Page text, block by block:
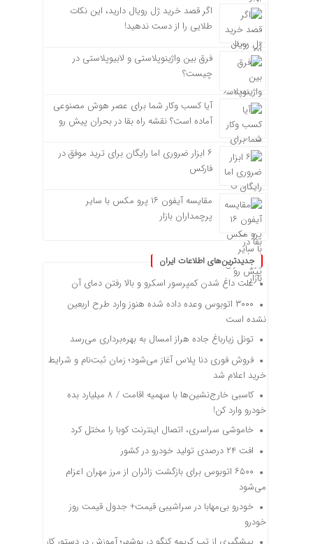
اگر قصد خرید ژل رویال دارید، این نکات
طلایی را از دست ندهید!
فرق بین واژینوپلاستی و لابیوپلاستی در
چیست؟
آیا کسب وکار شما برای عصر هوش مصنوعی
آماده است؟ نقشه راه بقا در بحران پیش رو
۶ ابزار ضروری اما رایگان برای ترید موفق در
فارکس
مقایسه آیفون ۱۶ پرو مکس با سایر
پرچمداران بازار
جدیدترین‌های اطلاعات ایران
علت داغ شدن کمپرسور اسکرو و بالا رفتن دمای آن
۳۰۰۰ اتوبوس وعده داده شده هنوز وارد طرح اربعین
نشده است
تونل زیارباغ جاده هراز امسال به بهره‌برداری می‌رسد
فروش فوری دنا پلاس آغاز می‌شود؛ زمان ثبت‌نام و شرایط
خرید اعلام شد
کاسبی خارج‌نشین‌ها با سهمیه اقامت / ۸ میلیارد بده
خودرو وارد کن!
خاموشی سراسری، اتصال اینترنت کوبا را مختل کرد
افت ۲۴ درصدی تولید خودرو در کشور
۶۵۰۰ اتوبوس برای بازگشت زائران از مرز مهران اعزام
می‌شود
خودرو بی‌مهابا در سراشیبی قیمت+ جدول قیمت روز
خودرو